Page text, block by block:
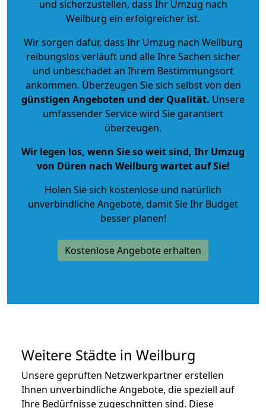
und sicherzustellen, dass Ihr Umzug nach
Weilburg ein erfolgreicher ist.
Wir sorgen dafür, dass Ihr Umzug nach Weilburg
reibungslos verläuft und alle Ihre Sachen sicher
und unbeschadet an Ihrem Bestimmungsort
ankommen. Überzeugen Sie sich selbst von den
günstigen Angeboten und der Qualität. Unsere
umfassender Service wird Sie garantiert
überzeugen.
Wir legen los, wenn Sie so weit sind, Ihr Umzug
von Düren nach Weilburg wartet auf Sie!
Holen Sie sich kostenlose und natürlich
unverbindliche Angebote, damit Sie Ihr Budget
besser planen!
Kostenlose Angebote erhalten
Weitere Städte in Weilburg
Unsere geprüften Netzwerkpartner erstellen
Ihnen unverbindliche Angebote, die speziell auf
Ihre Bedürfnisse zugeschnitten sind. Diese